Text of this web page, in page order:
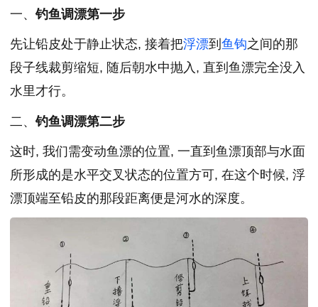
一、钓鱼调漂第一步
先让铅皮处于静止状态, 接着把浮漂到 鱼钩之间的那
段子线裁剪缩短, 随后朝水中抛入, 直到鱼漂完全没入
水里才行。
二、钓鱼调漂第二步
这时, 我们需变动鱼漂的位置, 一直到鱼漂顶部与水面
所形成的是水平交叉状态的位置方可, 在这个时候, 浮
漂顶端至铅皮的那段距离便是河水的深度。